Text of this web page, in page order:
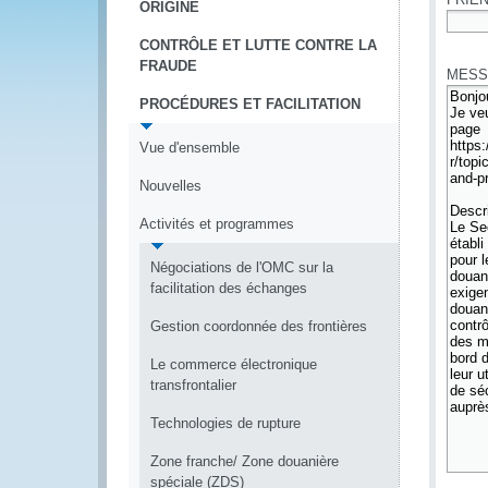
ORIGINE
CONTRÔLE ET LUTTE CONTRE LA
FRAUDE
PROCÉDURES ET FACILITATION
Vue d'ensemble
Nouvelles
Activités et programmes
Négociations de l'OMC sur la
facilitation des échanges
Gestion coordonnée des frontières
Le commerce électronique
transfrontalier
Technologies de rupture
Zone franche/ Zone douanière
spéciale (ZDS)